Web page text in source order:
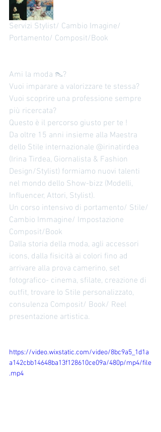
formazione moda professionale offre:
Corsi pratici e teorici Esperienze sul
campo Consulenze
Servizi Stylist/ Cambio Imagine/
Portamento/ Composit/Book
Ami la moda 👠?
Vuoi imparare a valorizzare te stessa?
Vuoi scoprire una professione sempre
più ricercata?
Questo è il percorso giusto per te !
Da oltre 15 anni insieme alla Maestra
dello Stile internazionale @irinatirdea
(Irina Tirdea, Giornalista & Fashion
Design/Stylist) formiamo nuovi talenti
nel mondo dello Show-bizz (Modelli,
Influencer, Attori, Stylist).
Un corso intensivo di portamento/ Stile/
Cambio Immagine/ Impostazione
Composit/Book
Dalla storia della moda, agli accessori
icons, dalla fisicità ai colori fino ad
arrivare alla prova camerino, set
fotografico- cinema, sfilate, creazione di
outfit, trovare lo Stile personalizzato,
consulenza Composit/ Book/ Reel
presentazione artistica.
https://video.wixstatic.com/video/8bc9a5_1d1a
a142cbb14648ba13f128610ce09a/480p/mp4/file
.mp4